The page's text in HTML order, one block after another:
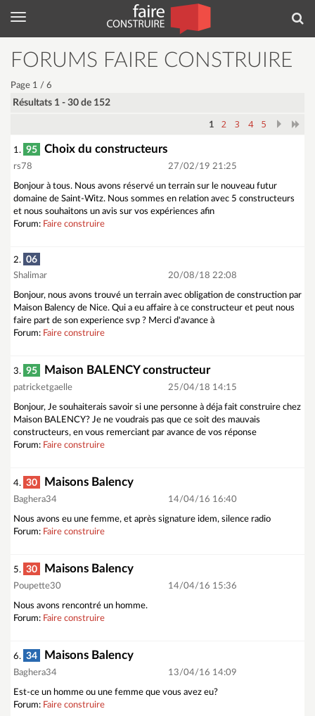
Menu
FORUMS FAIRE CONSTRUIRE
Page 1 / 6
Résultats 1 - 30 de 152
1 2 3 4 5
1. 95 Choix du constructeurs
rs78 27/02/19 21:25
Bonjour à tous. Nous avons réservé un terrain sur le nouveau futur
domaine de Saint-Witz. Nous sommes en relation avec 5 constructeurs
et nous souhaitons un avis sur vos expériences afin
Forum: Faire construire
2. 06
Shalimar 20/08/18 22:08
Bonjour, nous avons trouvé un terrain avec obligation de construction par
Maison Balency de Nice. Qui a eu affaire à ce constructeur et peut nous
faire part de son experience svp ? Merci d'avance à
Forum: Faire construire
3. 95 Maison BALENCY constructeur
patricketgaelle 25/04/18 14:15
Bonjour, Je souhaiterais savoir si une personne à déja fait construire chez
Maison BALENCY? Je ne voudrais pas que ce soit des mauvais
constructeurs, en vous remerciant par avance de vos réponse
Forum: Faire construire
4. 30 Maisons Balency
Baghera34 14/04/16 16:40
Nous avons eu une femme, et après signature idem, silence radio
Forum: Faire construire
5. 30 Maisons Balency
Poupette30 14/04/16 15:36
Nous avons rencontré un homme.
Forum: Faire construire
6. 34 Maisons Balency
Baghera34 13/04/16 14:09
Est-ce un homme ou une femme que vous avez eu?
Forum: Faire construire